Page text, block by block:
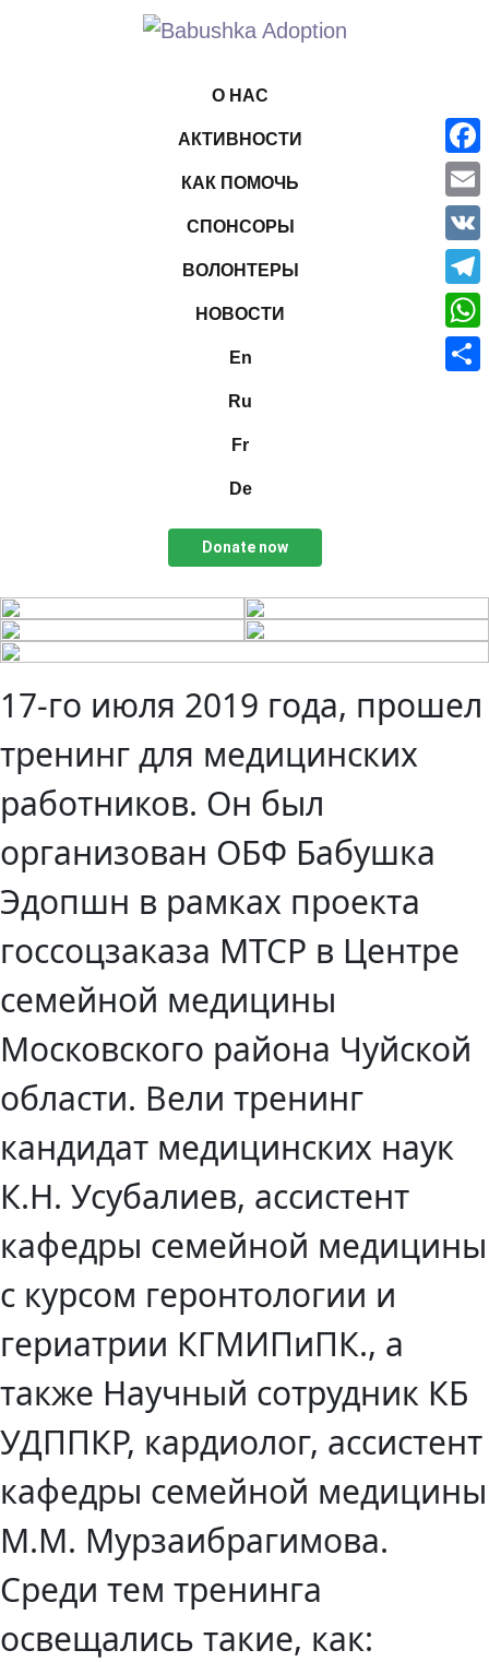
О НАС
АКТИВНОСТИ
КАК ПОМОЧЬ
СПОНСОРЫ
ВОЛОНТЕРЫ
НОВОСТИ
En
Ru
Fr
De
Donate now
17-го июля 2019 года, прошел
тренинг для медицинских
работников. Он был
организован ОБФ Бабушка
Эдопшн в рамках проекта
госсоцзаказа МТСР в Центре
семейной медицины
Московского района Чуйской
области. Вели тренинг
кандидат медицинских наук
К.Н. Усубалиев, ассистент
кафедры семейной медицины
с курсом геронтологии и
гериатрии КГМИПиПК., а
также Научный сотрудник КБ
УДППКР, кардиолог, ассистент
кафедры семейной медицины
М.М. Мурзаибрагимова.
Среди тем тренинга
освещались такие, как:
Email
VK